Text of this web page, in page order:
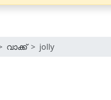
വാക്ക് jolly